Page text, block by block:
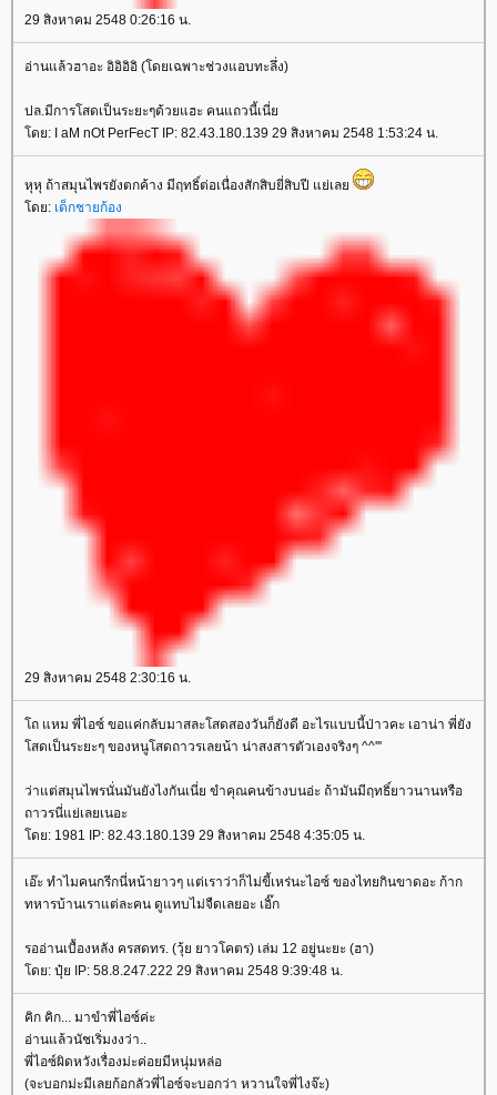
29 สิงหาคม 2548 0:26:16 น.
อ่านแล้วฮาอะ อิอิอิอิ (โดยเฉพาะช่วงแอบทะลึ่ง)
ปล.มีการโสดเป็นระยะๆด้วยแฮะ คนแถวนี้เนี่
ดย: I aM nOt PerFecT IP: 82.43.180.139 29 สิงหาคม 2548 1:53:24 น.
หุหุ ถ้าสมุนไพรยังตกค้าง มีฤทธิ์ต่อเนื่องสักสิบยี่สิบปี แย่เล
ดย: เด็กชายก้อง
29 สิงหาคม 2548 2:30:16 น.
ถ แหม พี่ไอซ์ ขอแค่กลับมาสละโสดสองวันก็ยังดี อะไรแบบนี้ป่าวคะ เอาน่า พี่ยัง
สดเป็นระยะๆ ของหนูโสดถาวรเลยน้า น่าสงสารตัวเองจริงๆ ^^'''
ว่าแต่สมุนไพรนั่นมันยังไงกันเนี่ย ขำคุณคนข้างบนอ่ะ ถ้ามันมีฤทธิ์ยาวนานหรือ
ถาวรนี่แย่เลยเนอะ
ดย: 1981 IP: 82.43.180.139 29 สิงหาคม 2548 4:35:05 น.
เอ๊ะ ทำไมคนกรีกนี่หน้ายาวๆ แต่เราว่าก็ไม่ขี้เหร่นะไอซ์ ของไทยกินขาดอะ ก้าก
ทหารบ้านเราแต่ละคน ดูแทบไม่จืดเลยอะ เอิ๊ก
รออ่านเบื้องหลัง ครสดทร. (วุ้ย ยาวโคตร) เล่ม 12 อยู่นะยะ (ฮา)
ดย: ปุ๋ย IP: 58.8.247.222 29 สิงหาคม 2548 9:39:48 น.
คิก คิก... มาขำพี่ไอซ์ค่ะ
อ่านแล้วนัชเริ่มงงว่า..
พี่ไอซ์ผิดหวังเรื่องม่ะค่อยมีหนุ่มหล่อ
(จะบอกม่ะมีเลยก้อกลัวพี่ไอซ์จะบอกว่า หวานใจพี่ไงจ๊ะ)